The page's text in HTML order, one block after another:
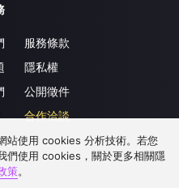
服務條款
隱私權
公開徵件
合作洽談
站使用 cookies 分析技術。若您
們使用 cookies，關於更多相關隱
策。